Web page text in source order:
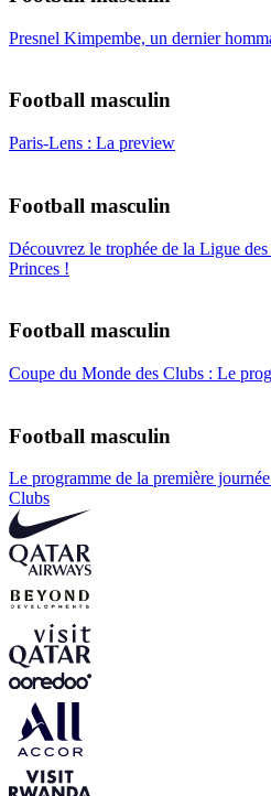
Presnel Kimpembe, un dernier
Football masculin
Paris-Lens : La preview
Football masculin
Découvrez le trophée de la Ligue
Princes !
Football masculin
Coupe du Monde des Clubs : Le
Football masculin
Le programme de la première
Clubs